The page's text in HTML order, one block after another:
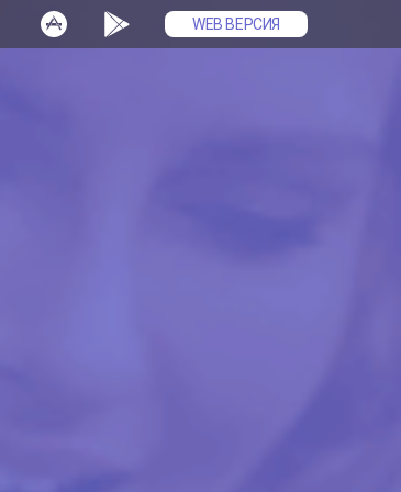
WEB ВЕРСИЯ